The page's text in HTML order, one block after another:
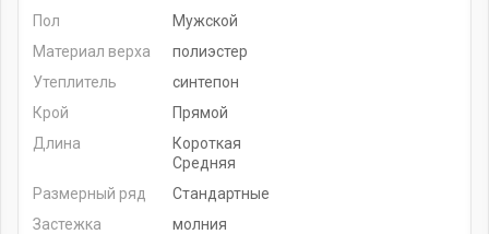
Пол
Мужской
Материал верха
полиэстер
Утеплитель
синтепон
Крой
Прямой
Длина
Короткая
Средняя
Размерный ряд
Стандартные
Застежка
молния